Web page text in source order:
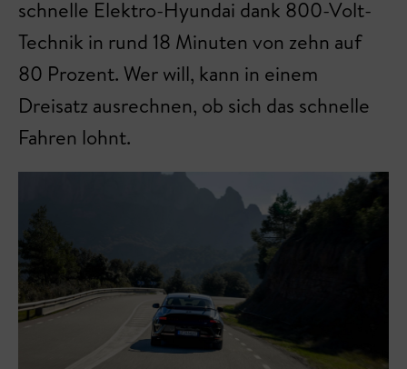
schnelle Elektro-Hyundai dank 800-Volt-
Technik in rund 18 Minuten von zehn auf
80 Prozent. Wer will, kann in einem
Dreisatz ausrechnen, ob sich das schnelle
Fahren lohnt.